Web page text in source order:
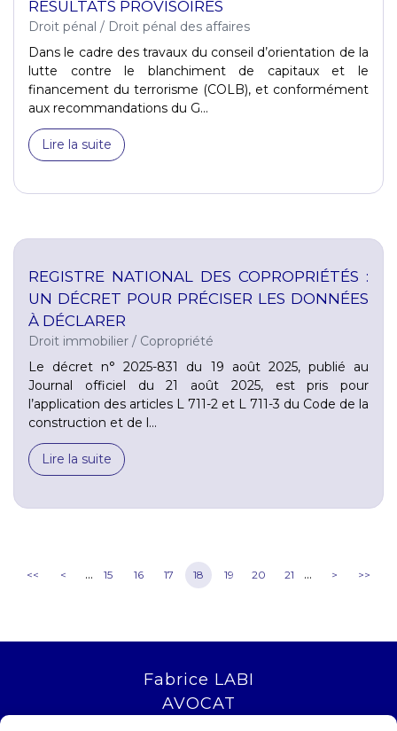
RÉSULTATS PROVISOIRES
Droit pénal / Droit pénal des affaires
Dans le cadre des travaux du conseil d’orientation de la
lutte contre le blanchiment de capitaux et le
financement du terrorisme (COLB), et conformément
aux recommandations du G...
Lire la suite
REGISTRE NATIONAL DES COPROPRIÉTÉS :
UN DÉCRET POUR PRÉCISER LES DONNÉES
À DÉCLARER
Droit immobilier / Copropriété
Le décret n° 2025-831 du 19 août 2025, publié au
Journal officiel du 21 août 2025, est pris pour
l’application des articles L 711-2 et L 711-3 du Code de la
construction et de l...
Lire la suite
<< < ... 15 16 17 18 19 20 21 ... > >>
Fabrice LABI
AVOCAT